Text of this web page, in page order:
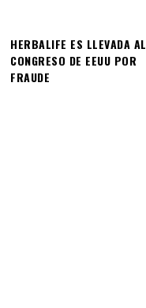
HERBALIFE ES LLEVADA AL
CONGRESO DE EEUU POR
FRAUDE